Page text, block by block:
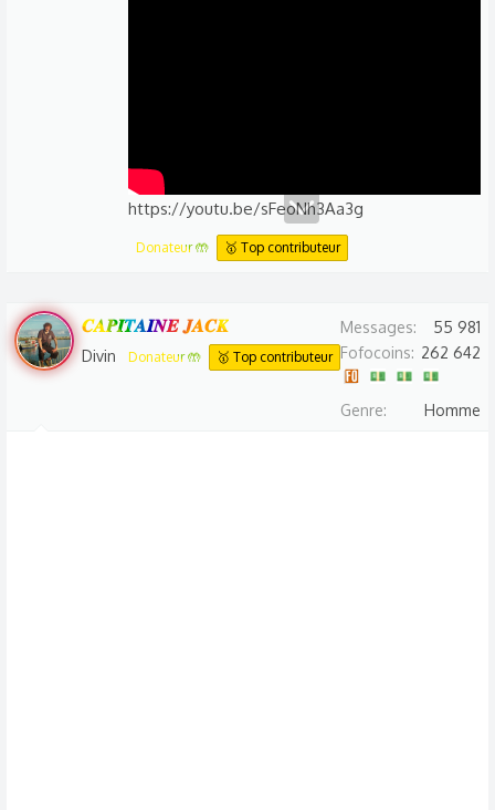
https://youtu.be/sFeoNh3Aa3g
Donateur 🤲 🥇 Top contributeur
𝑪𝑨𝑷𝑰𝑻𝑨𝑰𝑵𝑬 𝑱𝑨𝑪𝑲
Divin Donateur 🤲 🥇 Top contributeur
Messages
55 981
Fofocoins
262 642
Genre Homme